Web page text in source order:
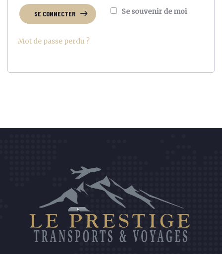
Se souvenir de moi
SE CONNECTER
Mot de passe perdu ?